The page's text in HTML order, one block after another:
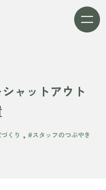
ャットアウト
くり , #スタッフのつぶやき